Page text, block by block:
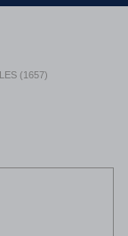
(1657)